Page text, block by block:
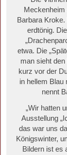
Meckenheim
Barbara
erdtönig.
etwa. Die
man sieht
kurz vor der
in hellem Blau
nennt
„Wir hatten
Ausstellung
das war uns
Königswinter,
Bildern ist es